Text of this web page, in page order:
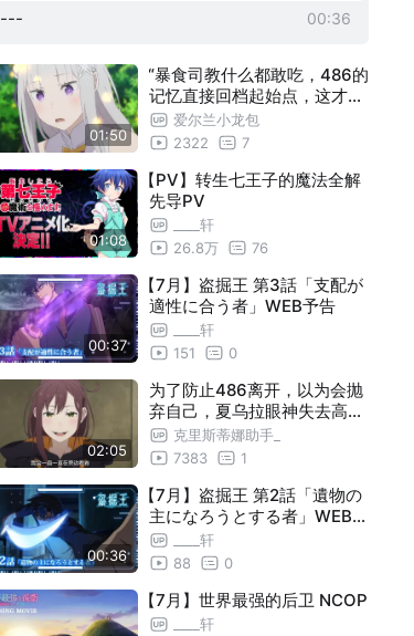
Official Trailer - 神之塔 [HD]
--- 00:36
01:50
“暴食司教什么都敢吃，486的
记忆直接回档起始点，这才是
真正的从零开始呢......”
爱尔兰小龙包
2322
7
01:08
【PV】转生七王子的魔法全解
先导PV
____轩
26.8万
76
00:37
【7月】盗掘王 第3話「支配が
適性に合う者」WEB予告
____轩
151
0
02:05
为了防止486离开，以为会抛
弃自己，夏乌拉眼神失去高光
，差点成病娇了……
克里斯蒂娜助手_
7383
1
00:36
【7月】盗掘王 第2話「遺物の
主になろうとする者」WEB予
告
____轩
88
0
【7月】世界最强的后卫 NCOP
____轩